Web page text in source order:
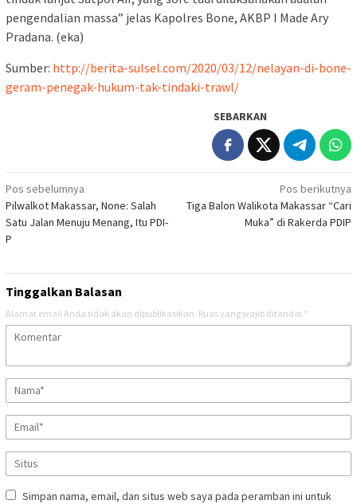
pengendalian massa” jelas Kapolres Bone, AKBP I Made Ary
Pradana. (eka)
Sumber: http://berita-sulsel.com/2020/03/12/nelayan-di-bone-
geram-penegak-hukum-tak-tindaki-trawl/
SEBARKAN
Navigasi
pos
Pos sebelumnya
Pilwalkot Makassar, None: Salah
Satu Jalan Menuju Menang, Itu PDI-
P
Pos berikutnya
Tiga Balon Walikota Makassar “Cari
Muka” di Rakerda PDIP
Tinggalkan Balasan
Alamat email Anda tidak akan dipublikasikan. Ruas yang wajib ditandai *
Simpan nama, email, dan situs web saya pada peramban ini untuk